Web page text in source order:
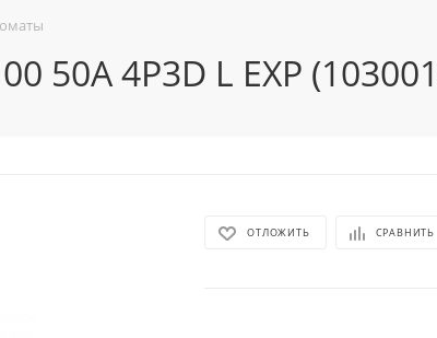
50A 4P3D L EXP
ОТЛОЖИТЬ СРАВНИТЬ